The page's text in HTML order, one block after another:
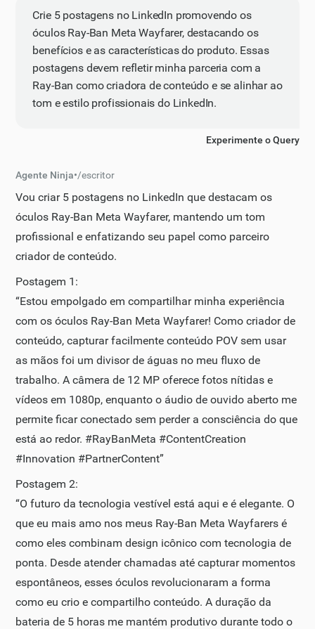
Crie 5 postagens no LinkedIn promovendo os
óculos Ray-Ban Meta Wayfarer, destacando os
benefícios e as características do produto. Essas
postagens devem refletir minha parceria com a
Ray-Ban como criadora de conteúdo e se alinhar ao
tom e estilo profissionais do LinkedIn.
Experimente o Query
Agente Ninja•/escritor
Vou criar 5 postagens no LinkedIn que destacam os
óculos Ray-Ban Meta Wayfarer, mantendo um tom
profissional e enfatizando seu papel como parceiro
criador de conteúdo.
Postagem 1:
“Estou empolgado em compartilhar minha experiência
com os óculos Ray-Ban Meta Wayfarer! Como criador de
conteúdo, capturar facilmente conteúdo POV sem usar
as mãos foi um divisor de águas no meu fluxo de
trabalho. A câmera de 12 MP oferece fotos nítidas e
vídeos em 1080p, enquanto o áudio de ouvido aberto me
permite ficar conectado sem perder a consciência do que
está ao redor. #RayBanMeta #ContentCreation
#Innovation #PartnerContent”
Postagem 2:
“O futuro da tecnologia vestível está aqui e é elegante. O
que eu mais amo nos meus Ray-Ban Meta Wayfarers é
como eles combinam design icônico com tecnologia de
ponta. Desde atender chamadas até capturar momentos
espontâneos, esses óculos revolucionaram a forma
como eu crio e compartilho conteúdo. A duração da
bateria de 5 horas me mantém produtivo durante todo o